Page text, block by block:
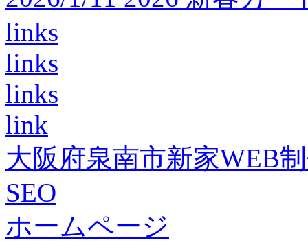
links
links
links
link
大阪府泉南市新家WEB
SEO
ホームページ